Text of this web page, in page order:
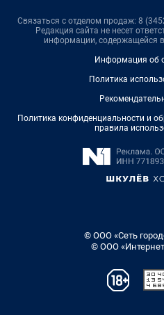
Связаться с отделом продаж: 8
Редакция сайта не несет
информации, содержащейся
Информация об
Политика
Политика конфиденциальности и
правила
© ООО «Сеть
© ООО